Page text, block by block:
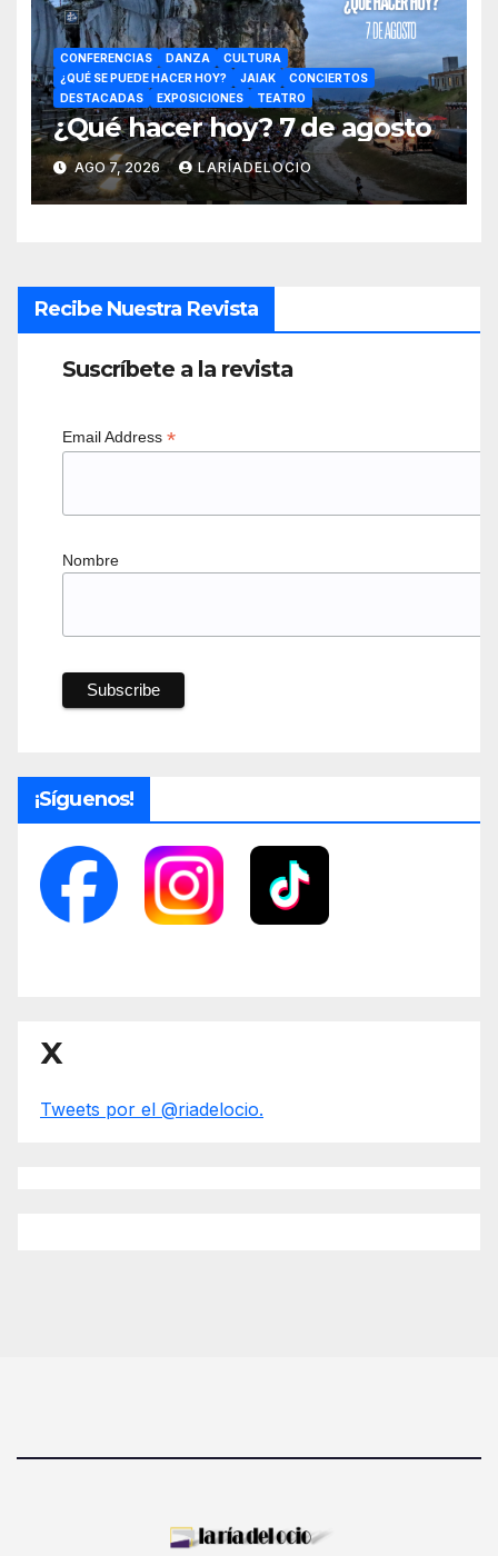
CONFERENCIAS DANZA
CULTURA
¿QUÉ SE PUEDE HACER HOY?
JAIAK
CONCIERTOS
DESTACADAS
EXPOSICIONES TEATRO
¿Qué hacer hoy? 7 de agosto
AGO 7, 2026 LARÍADELOCIO
Recibe Nuestra Revista
Suscríbete a la revista
Email Address *
Nombre
¡Síguenos!
X
Tweets por el @riadelocio.